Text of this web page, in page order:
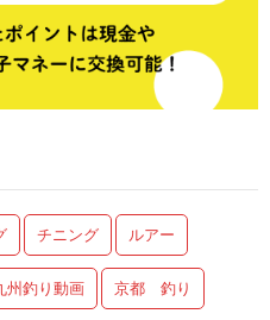
チニング ルアー
州釣り動画 京都 釣り